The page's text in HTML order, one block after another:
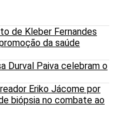
de Kleber Fernandes
da saúde
Durval Paiva celebram o
Eriko Jácome por
biópsia no combate ao